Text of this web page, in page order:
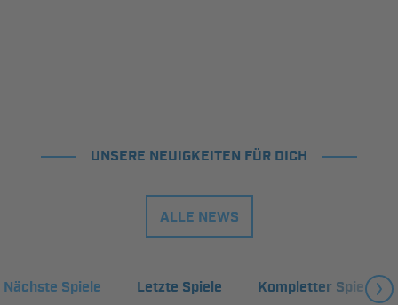
UNSERE NEUIGKEITEN FÜR DICH
ALLE NEWS
Nächste Spiele Letzte Spiele Kompletter Spielplan